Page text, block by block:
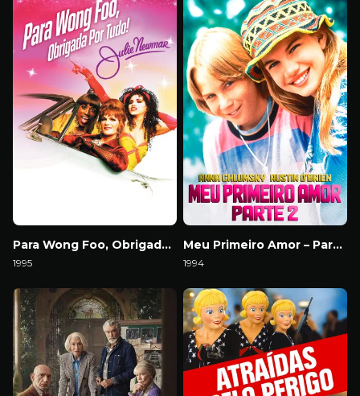
Para Wong Foo, Obrigada por Tudo! Julie Newmar
1995
Meu Primeiro Amor – Parte 2
1994